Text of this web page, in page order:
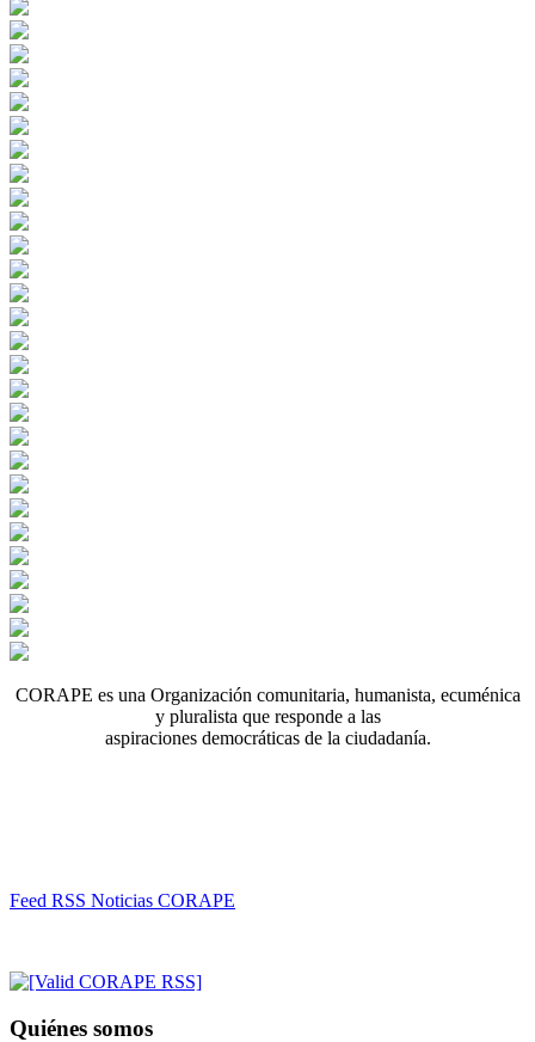
CORAPE es una Organización comunitaria, humanista, ecuménica
y pluralista que responde a las
aspiraciones democráticas de la ciudadanía.
Feed RSS Noticias CORAPE
Quiénes somos